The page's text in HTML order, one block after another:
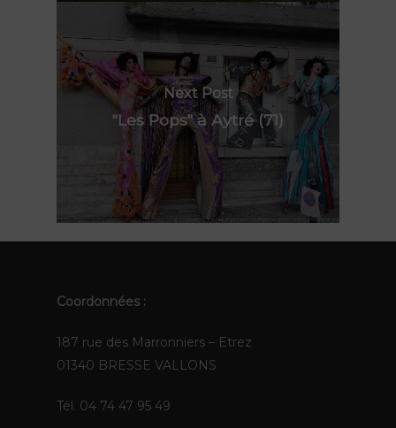
Next Post
"Les Pops" à Aytré (71)
Coordonnées :
187 rue des Marronniers – Etrez
01340 BRESSE VALLONS
Tél. 04 74 47 95 49
Polynie
Contact
FR
EN